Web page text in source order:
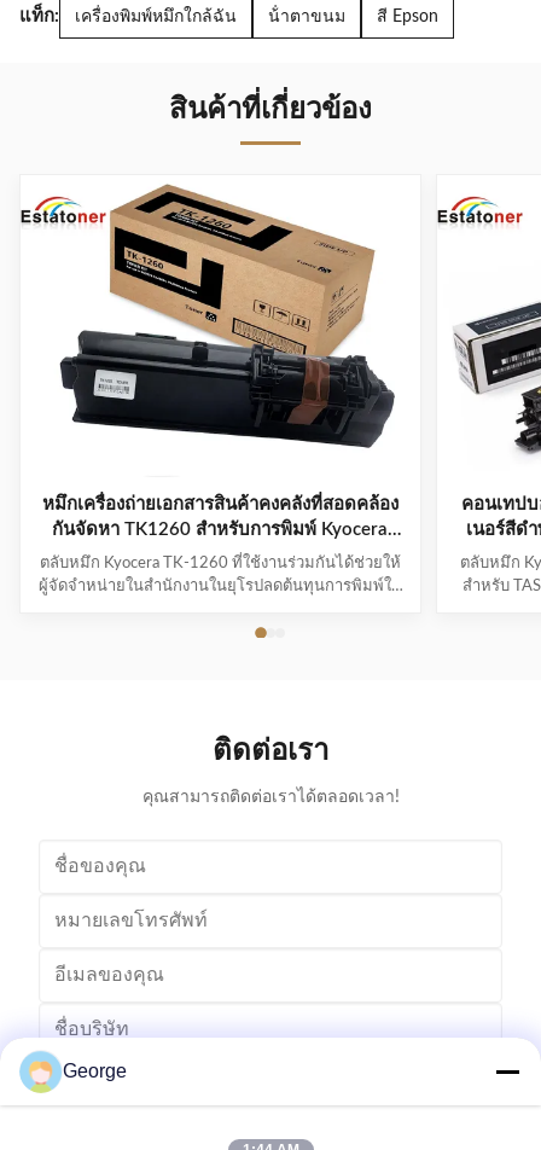
แท็ก: เครื่องพิมพ์หมึกใกล้ฉัน น้ําตาขนม สี Epson
สินค้าที่เกี่ยวข้อง
หมึกเครื่องถ่ายเอกสารสินค้าคงคลังที่สอดคล้อง
กันจัดหา TK1260 สำหรับการพิมพ์ Kyocera
Ecosys PA4000WX Enterprise
ตลับหมึก Kyocera TK-1260 ที่ใช้งานร่วมกันได้ช่วยให้
ผู้จัดจำหน่ายในสำนักงานในยุโรปลดต้นทุนการพิมพ์ใน
ต้องการตลับหมึก Kyocera TK-1260 ที่เข้ากันได้ที่เพิ่ม
คอนเทป
เนอร์สีดํ
ตลับหมึก
สำหรับ
ติดต่อเรา
คุณสามารถติดต่อเราได้ตลอดเวลา!
George